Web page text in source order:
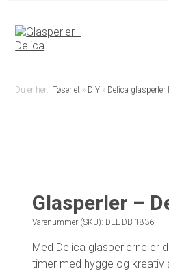
Du er her:Tøseriet » DIY » Delica
Glasperler –
Varenummer (SKU): DEL-DB-1836
Med Delica glasperlerne er
timer med hygge og kreativ